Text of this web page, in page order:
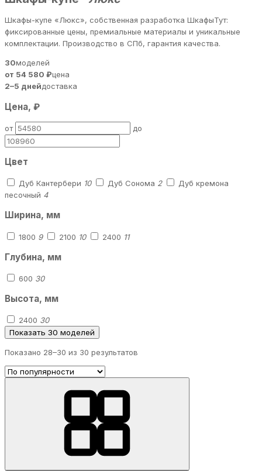
Шкафы-купе «Люкс», собственная разработка ШкафыТут:
фиксированные цены, премиальные материалы и уникальные
комплектации. Производство в СПб, гарантия качества.
30моделей
от 54 580 ₽цена
2–5 днейдоставка
Цена, ₽
от до
Цвет
Дуб Кантербери 10 Дуб Сонома 2
Дуб кремона
песочный 4
Ширина, мм
1800 9 2100 10 2400 11
Глубина, мм
600 30
Высота, мм
2400 30
Показать 30 моделей
Показано 28–30 из 30 результатов